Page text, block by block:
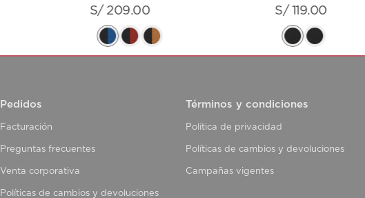
S/ 209.00 S/ 119.00
Pedidos
Facturación
Preguntas frecuentes
Venta corporativa
Políticas de cambios y devoluciones
Términos y condiciones
Política de privacidad
Políticas de cambios y devoluciones
Campañas vigentes